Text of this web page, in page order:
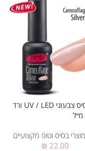
PNB בסיס צבעוני UV / LED ורד
₪ 22.00